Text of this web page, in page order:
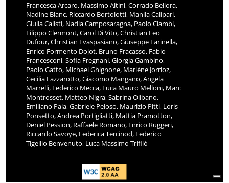
Francesca Arcaro, Massimo Altini, Corrado Bellora,
Nadine Blanc, Riccardo Bortolotti, Manila Calipari,
Giulia Calisti, Nadia Camposaragna, Paolo Ciambi,
Filippo Clermont, Carol Di Vito, Christian Leo
Dufour, Christian Evaspasiano, Giuseppe Farinella,
Enrico Formento Dojot, Bruno Fracasso, Fabio
Francesconi, Sofia Fregnani, Giorgia Gambino,
Paolo Gatto, Michael Ghignone, Marlène Jorrioz,
Cecilia Lazzarotto, Giacomo Mangano, Angela
Marrelli, Federico Mecca, Luca Mauro Melloni, Marc
Montrosset, Matteo Nigra, Sabrina Olibano,
Emiliano Pala, Gabriele Peloso, Maurizio Pitti, Loris
Ponsetto, Andrea Portigliatti, Mattia Pramotton,
Deniel Pession, Raffaele Romano, Enrico Ruggeri,
Riccardo Savoye, Federica Tercinod, Federico
Tigellio Benvenuto, Luca Massimo Trifilò